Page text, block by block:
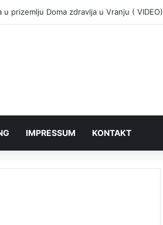
prizemlju Doma zdravlja u Vranju ( VIDEO)
IMPRESSUM KONTAKT